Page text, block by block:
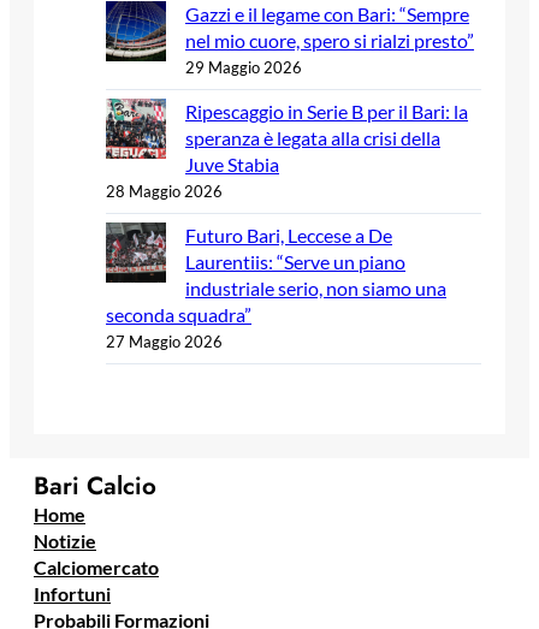
Gazzi e il legame con Bari: “Sempre
nel mio cuore, spero si rialzi presto”
29 Maggio 2026
Ripescaggio in Serie B per il Bari: la
speranza è legata alla crisi della
Juve Stabia
28 Maggio 2026
Futuro Bari, Leccese a De
Laurentiis: “Serve un piano
industriale serio, non siamo una
seconda squadra”
27 Maggio 2026
Bari Calcio
Home
Notizie
Calciomercato
Infortuni
Probabili Formazioni